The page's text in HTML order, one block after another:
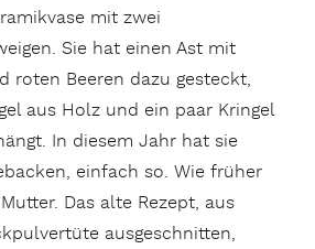
mit zwei
Sie hat einen Ast mit
roten Beeren dazu gesteckt,
aus Holz und ein paar Kringel
In diesem Jahr hat sie
einfach so. Wie früher
Das alte Rezept, aus
ausgeschnitten,